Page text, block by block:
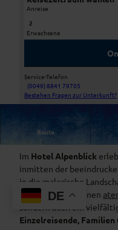
H
A
l
p
e
n
b
© Rohde Fotografie
Anreise
Erwachsene
Service-Telefon
(0049) 8841 79705
Bestehen Fragen zur Unterkunft?
Route
Hotel Alpenblick: Ihre
Im Hotel Alpenblick
inmitten der
in die malerische
Hotel nicht nur einen
sondern auch ein
Einzelreisende, Familien
DE